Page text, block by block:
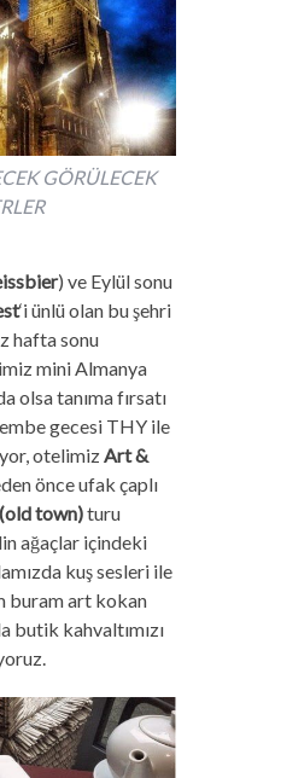
GÖRÜLECEK
) ve Eylül sonu
‘i ünlü olan bu şehri
hafta sonu
mini Almanya
olsa tanıma fırsatı
gecesi THY ile
otelimizArt &
önce ufak çaplı
town)turu
ağaçlar içindeki
kuş sesleri ile
buram art kokan
butik kahvaltımızı